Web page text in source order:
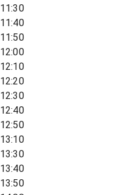
11:30
11:40
11:50
12:00
12:10
12:20
12:30
12:40
12:50
13:10
13:30
13:40
13:50